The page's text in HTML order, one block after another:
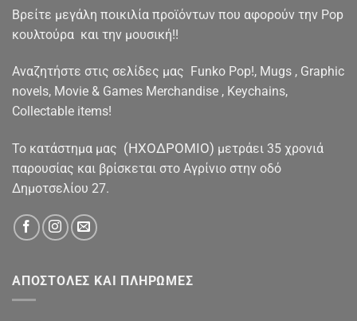
Βρείτε μεγάλη ποικιλία προϊόντων που αφορούν την Pop
κουλτούρα και την μουσική!!
Αναζητήστε στις σελίδες μας Funko Pop!, Mugs , Graphic
novels, Movie & Games Merchandise , Keychains,
Collectable items!
To κατάστημα μας (ΗΧΟΔΡΟΜΙΟ) μετράει 35 χρονιά
παρουσίας και βρίσκεται στο Αγρίνιο στην οδό
Δημοτσελίου 27.
ΑΠΟΣΤΟΛΕΣ ΚΑΙ ΠΛΗΡΩΜΕΣ